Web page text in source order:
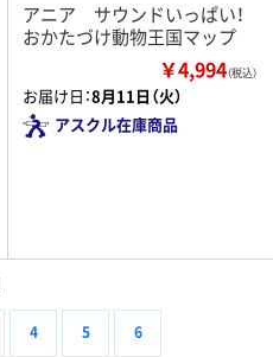
アニア サウンドいっぱい！
おかたづけ動物王国マップ
￥4,994（税込）
お届け日：8月11日（火）
アスクル在庫商品
4 5 6